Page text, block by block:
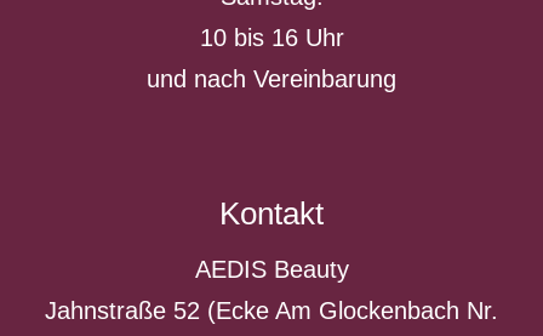
Kontakt
AEDIS Beauty
Jahnstraße 52 (Ecke Am Glockenbach Nr.
10 bis 16 Uhr
und nach Vereinbarung